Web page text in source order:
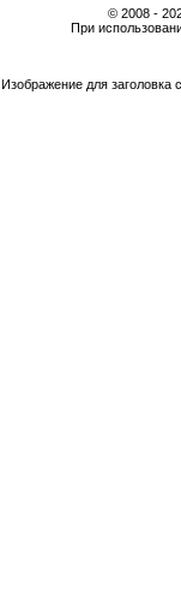
© 2008 -
При
Изображение для